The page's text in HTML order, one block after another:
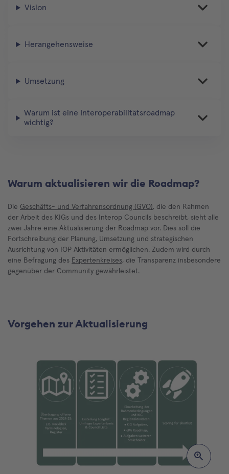
Vision
Herangehensweise
Umsetzung
Warum ist eine Interoperabilitätsroadmap
wichtig?
Warum aktualisieren wir die Roadmap?
Die Geschäfts- und Verfahrensordnung (GVO), die den Rahmen
der Arbeit des KIGs und des Interop Councils beschreibt, sieht alle
zwei Jahre eine Aktualisierung der Roadmap vor. Dies soll die
Fortschreibung der Planung, Umsetzung und strategischen
Ausrichtung von IOP Aktivitäten ermöglichen. Zudem wird durch
eine Befragung des Expertenkreises, die Transparenz insbesondere
gegenüber der Community gewährleistet.
Vorgehen zur Aktualisierung